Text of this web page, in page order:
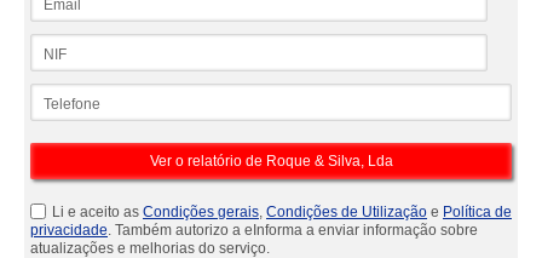
Li e aceito as Condições gerais, Condições de Utilização e Política de
privacidade. Também autorizo a eInforma a enviar informação sobre
atualizações e melhorias do serviço.